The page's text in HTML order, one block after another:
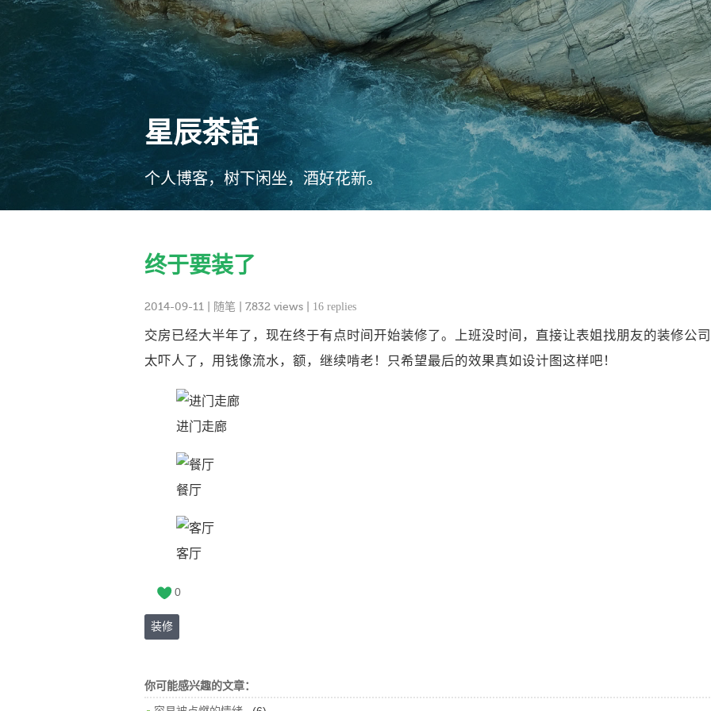
星辰茶話
个人博客，树下闲坐，酒好花新。
终于要装了
2014-09-11 随笔 | 7,832 views | 16 replies
交房已经大半年了，现在终于有点时间开始装修了。上班没时间，直接让表姐找朋友的装修公
太吓人了，用钱像流水，额，继续啃老！只希望最后的效果真如设计图这样吧！
进门走廊
餐厅
客厅
0
装修
你可能感兴趣的文章：